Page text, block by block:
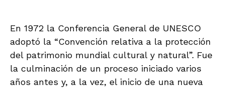
En 1972 la Conferencia General de UNESCO
adoptó la “Convención relativa a la protección
del patrimonio mundial cultural y natural”. Fue
la culminación de un proceso iniciado varios
años antes y, a la vez, el inicio de una nueva